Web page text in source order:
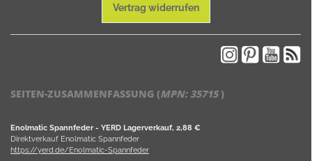
Vertrag widerrufen
SEITEN-ZUSAMMENFASSUNG (MPN: 35715)
Enolmatic Spannfeder - YERD Lagerverkauf, 2,88 €
Direktverkauf Enolmatic Spannfeder
https://yerd.de/Enolmatic-Spannfeder